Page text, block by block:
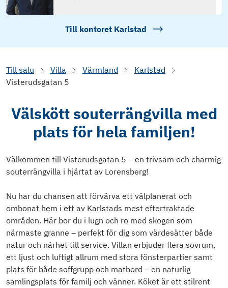
Till kontoret Karlstad
Till salu Villa Värmland
Karlstad
Visterudsgatan 5
Välskött souterrängvilla med
plats för hela familjen!
Välkommen till Visterudsgatan 5 – en trivsam och charmig
souterrängvilla i hjärtat av Lorensberg!
Nu har du chansen att förvärva ett välplanerat och
ombonat hem i ett av Karlstads mest eftertraktade
områden. Här bor du i lugn och ro med skogen som
närmaste granne – perfekt för dig som värdesätter både
natur och närhet till service. Villan erbjuder flera sovrum,
ett ljust och luftigt allrum med stora fönsterpartier samt
plats för både soffgrupp och matbord – en naturlig
samlingsplats för familj och vänner. Köket är ett stilrent